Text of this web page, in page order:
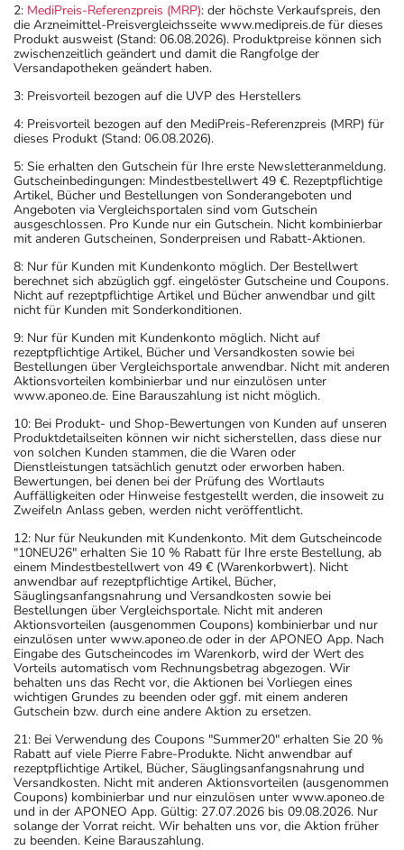
2: MediPreis-Referenzpreis (MRP): der höchste Verkaufspreis, den
die Arzneimittel-Preisvergleichsseite www.medipreis.de für dieses
Produkt ausweist (Stand: 06.08.2026). Produktpreise können sich
zwischenzeitlich geändert und damit die Rangfolge der
Versandapotheken geändert haben.
3: Preisvorteil bezogen auf die UVP des Herstellers
4: Preisvorteil bezogen auf den MediPreis-Referenzpreis (MRP) für
dieses Produkt (Stand: 06.08.2026).
5: Sie erhalten den Gutschein für Ihre erste Newsletteranmeldung.
Gutscheinbedingungen: Mindestbestellwert 49 €. Rezeptpflichtige
Artikel, Bücher und Bestellungen von Sonderangeboten und
Angeboten via Vergleichsportalen sind vom Gutschein
ausgeschlossen. Pro Kunde nur ein Gutschein. Nicht kombinierbar
mit anderen Gutscheinen, Sonderpreisen und Rabatt-Aktionen.
8: Nur für Kunden mit Kundenkonto möglich. Der Bestellwert
berechnet sich abzüglich ggf. eingelöster Gutscheine und Coupons.
Nicht auf rezeptpflichtige Artikel und Bücher anwendbar und gilt
nicht für Kunden mit Sonderkonditionen.
9: Nur für Kunden mit Kundenkonto möglich. Nicht auf
rezeptpflichtige Artikel, Bücher und Versandkosten sowie bei
Bestellungen über Vergleichsportale anwendbar. Nicht mit anderen
Aktionsvorteilen kombinierbar und nur einzulösen unter
www.aponeo.de. Eine Barauszahlung ist nicht möglich.
10: Bei Produkt- und Shop-Bewertungen von Kunden auf unseren
Produktdetailseiten können wir nicht sicherstellen, dass diese nur
von solchen Kunden stammen, die die Waren oder
Dienstleistungen tatsächlich genutzt oder erworben haben.
Bewertungen, bei denen bei der Prüfung des Wortlauts
Auffälligkeiten oder Hinweise festgestellt werden, die insoweit zu
Zweifeln Anlass geben, werden nicht veröffentlicht.
12: Nur für Neukunden mit Kundenkonto. Mit dem Gutscheincode
"10NEU26" erhalten Sie 10 % Rabatt für Ihre erste Bestellung, ab
einem Mindestbestellwert von 49 € (Warenkorbwert). Nicht
anwendbar auf rezeptpflichtige Artikel, Bücher,
Säuglingsanfangsnahrung und Versandkosten sowie bei
Bestellungen über Vergleichsportale. Nicht mit anderen
Aktionsvorteilen (ausgenommen Coupons) kombinierbar und nur
einzulösen unter www.aponeo.de oder in der APONEO App. Nach
Eingabe des Gutscheincodes im Warenkorb, wird der Wert des
Vorteils automatisch vom Rechnungsbetrag abgezogen. Wir
behalten uns das Recht vor, die Aktionen bei Vorliegen eines
wichtigen Grundes zu beenden oder ggf. mit einem anderen
Gutschein bzw. durch eine andere Aktion zu ersetzen.
21: Bei Verwendung des Coupons "Summer20" erhalten Sie 20 %
Rabatt auf viele Pierre Fabre-Produkte. Nicht anwendbar auf
rezeptpflichtige Artikel, Bücher, Säuglingsanfangsnahrung und
Versandkosten. Nicht mit anderen Aktionsvorteilen (ausgenommen
Coupons) kombinierbar und nur einzulösen unter www.aponeo.de
und in der APONEO App. Gültig: 27.07.2026 bis 09.08.2026. Nur
solange der Vorrat reicht. Wir behalten uns vor, die Aktion früher
zu beenden. Keine Barauszahlung.